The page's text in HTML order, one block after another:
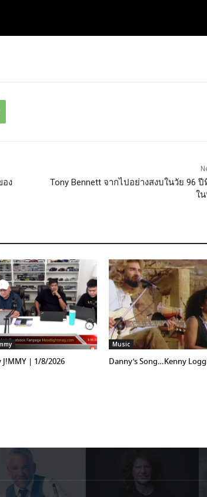
อง
Tony Bennett จากไปอย่างสงบในวัย 96
ใ
J!MMY | 1/8/2026
Music
Danny’s Song…Kenny